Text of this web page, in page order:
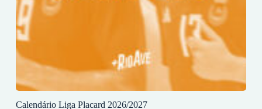
Calendário Liga Placard 2026/2027